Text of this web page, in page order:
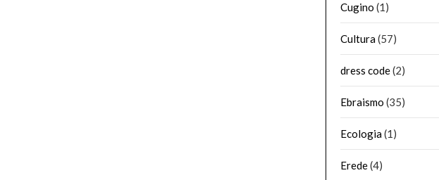
Cugino (1)
Cultura(57)
dress code(2)
Ebraismo (35)
Ecologia(1)
Erede(4)